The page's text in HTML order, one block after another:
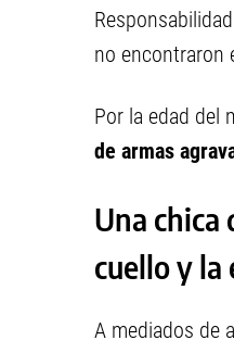
no encontraron
Por la edad del
de armas
Una chica
cuello y la
A mediados de